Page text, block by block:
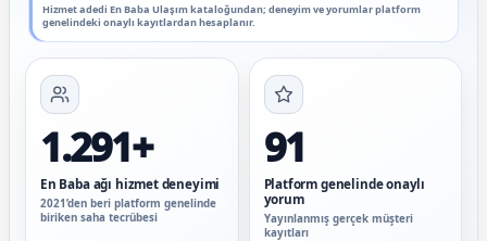
Hizmet adedi En Baba Ulaşım kataloğundan; deneyim ve yorumlar platform
genelindeki onaylı kayıtlardan hesaplanır.
1.291+
En Baba ağı hizmet deneyimi
2021’den beri platform genelinde
biriken saha tecrübesi
91
Platform genelinde onaylı
yorum
Yayınlanmış gerçek müşteri
kayıtları